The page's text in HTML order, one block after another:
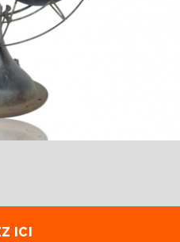
ICI